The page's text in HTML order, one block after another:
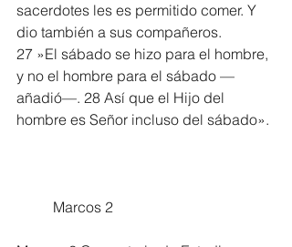
sacerdotes les es permitido comer. Y
dio también a sus compañeros.
27 »El sábado se hizo para el hombre,
y no el hombre para el sábado —
añadió—. 28 Así que el Hijo del
hombre es Señor incluso del sábado».
	Marcos 2